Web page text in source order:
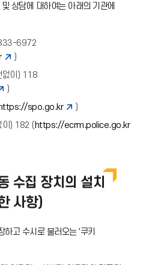
상담에 대하여는 아래의 기관에
6972
)
없이) 118
)
https://spo.go.kr )
이) 182 (https://ecrm.police.go.kr
수집 장치의 설치
사항)
고 수시로 불러오는 '쿠키